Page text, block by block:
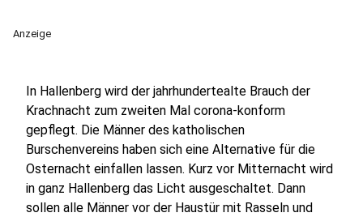
Anzeige
In Hallenberg wird der jahrhundertealte Brauch der
Krachnacht zum zweiten Mal corona-konform
gepflegt. Die Männer des katholischen
Burschenvereins haben sich eine Alternative für die
Osternacht einfallen lassen. Kurz vor Mitternacht wird
in ganz Hallenberg das Licht ausgeschaltet. Dann
sollen alle Männer vor der Haustür mit Rasseln und